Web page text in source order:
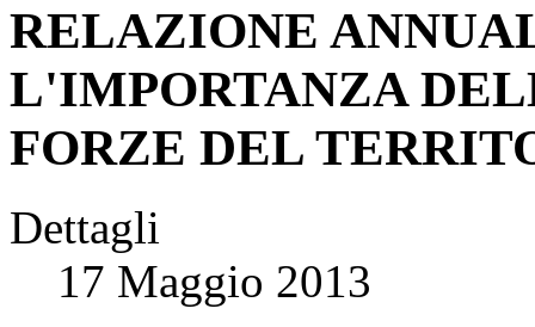
RELAZIONE
L'IMPORTANZA
FORZE DEL
Dettagli
17 Maggio 2013